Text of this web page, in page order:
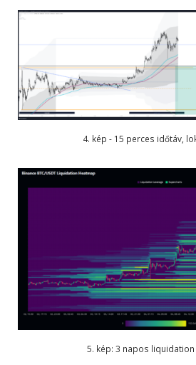
4. kép - 15 perces időtáv,
5. kép: 3 napos